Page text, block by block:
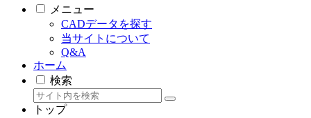
メニュー
CADデータを探す
当サイトについて
Q&A
ホーム
検索
トップ